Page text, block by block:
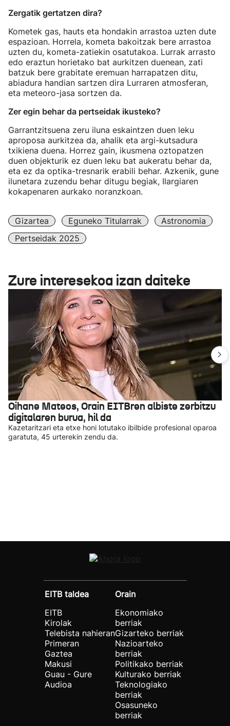
Zergatik gertatzen dira?
Kometek gas, hauts eta hondakin arrastoa uzten dute
espazioan. Horrela, kometa bakoitzak bere arrastoa
uzten du, kometa-zatiekin osatutakoa. Lurrak arrasto
edo eraztun horietako bat aurkitzen duenean, zati
batzuk bere grabitate eremuan harrapatzen ditu,
abiadura handian sartzen dira Lurraren atmosferan,
eta meteoro-jasa sortzen da.
Zer egin behar da pertseidak ikusteko?
Garrantzitsuena zeru iluna eskaintzen duen leku
aproposa aurkitzea da, ahalik eta argi-kutsadura
txikiena duena. Horrez gain, ikusmena oztopatzen
duen objekturik ez duen leku bat aukeratu behar da,
eta ez da optika-tresnarik erabili behar. Azkenik, gune
ilunetara zuzendu behar ditugu begiak, Ilargiaren
kokapenaren aurkako noranzkoan.
Gizartea Eguneko Titularrak
Astronomia
Pertseidak 2025
Zure interesekoa izan daiteke
Oihane Mateos, Orain EITBren albiste zerbitzu
digitalaren burua, hil da
Kazetaritzari eta etxe honi lotutako ibilbide profesional oparoa
garatuta, 45 urterekin zendu da.
EITB taldea
EITB
Kirolak
Telebista nahieran
Primeran
Gaztea
Makusi
Guau - Gure
Audioa
Orain
Ekonomiako
berriak
Gizarteko berriak
Nazioarteko
berriak
Politikako berriak
Kulturako berriak
Teknologiako
berriak
Osasuneko
berriak